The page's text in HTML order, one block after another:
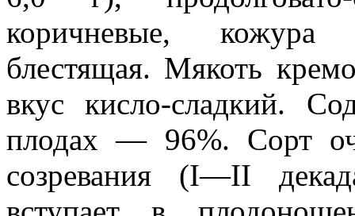
коричневые, кожура
блестящая. Мякоть
вкус кисло-сладкий.
плодах — 96%. Сорт
созревания (I—II